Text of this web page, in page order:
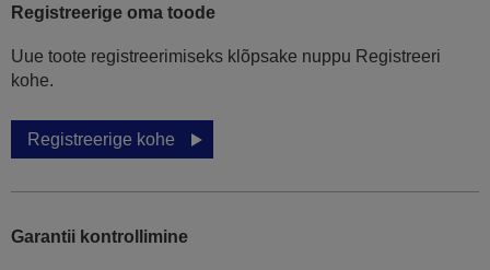
Registreerige oma toode
Uue toote registreerimiseks klõpsake nuppu Registreeri
kohe.
Registreerige kohe
Garantii kontrollimine